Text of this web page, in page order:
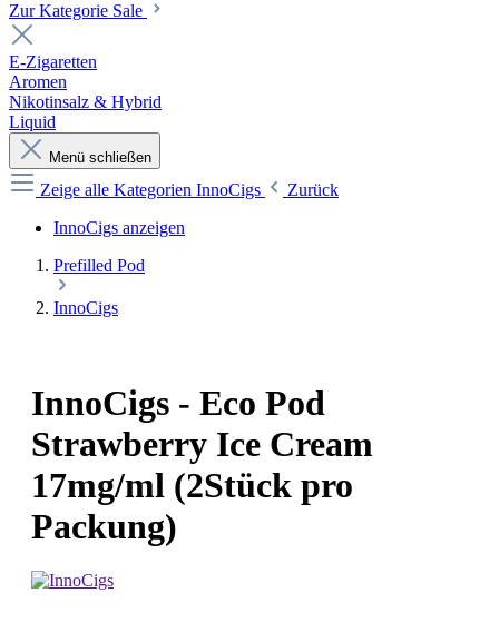
Zur Kategorie Sale
E-Zigaretten
Aromen
Nikotinsalz & Hybrid
Liquid
Menü schließen
Zeige alle Kategorien InnoCigs
Zurück
InnoCigs anzeigen
Prefilled Pod
InnoCigs
InnoCigs - Eco Pod
Strawberry Ice Cream
17mg/ml (2Stück pro
Packung)